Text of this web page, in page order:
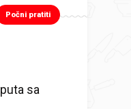
Počni pratiti
puta sa